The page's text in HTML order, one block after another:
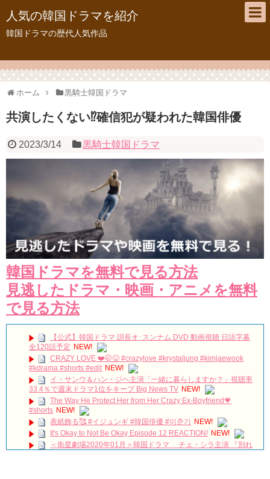
人気の韓国ドラマを紹介
韓国ドラマの歴代人気作品
ホーム 黒騎士韓国ドラマ
共演したくない⁉確信犯が疑われた韓国俳優
2023/3/14 黒騎士韓国ドラマ
韓国ドラマを無料で見る方法
見逃したドラマ・映画・アニメを無料
で見る方法
【公式】韓国ドラマ 訓長オ･スンナム DVD 動画視聴 日語字幕
全120話予定 NEW!
CRAZY LOVE ❤️🤭😜 #crazylove #krystaljung #kimjaewook
#kdrama #shorts #edit NEW!
イ・サンウ＆ハン・ジヘ主演「一緒に暮らしますか？」視聴率
33.4％で週末ドラマ1位をキープ Big News TV NEW!
The Way He Protect Her from Her Crazy Ex-Boyfriend💗
#shorts NEW!
表紙飾る🥰 #イジュンギ #韓国俳優 #이준기 NEW!
It's Okay to Not Be Okay Episode 12 REACTION! NEW!
＜衛星劇場2020年01月＞韓国ドラマ チェ・シラ主演 『別れ